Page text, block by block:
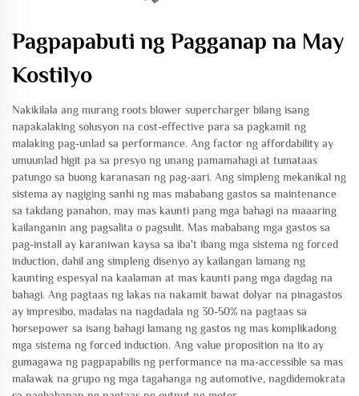
Pagpapabuti ng Pagganap na May
Kostilyo
Nakikilala ang murang roots blower supercharger bilang isang
napakalaking solusyon na cost-effective para sa pagkamit ng
malaking pag-unlad sa performance. Ang factor ng affordability ay
umuunlad higit pa sa presyo ng unang pamamahagi at tumataas
patungo sa buong karanasan ng pag-aari. Ang simpleng mekanikal ng
sistema ay nagiging sanhi ng mas mababang gastos sa maintenance
sa takdang panahon, may mas kaunti pang mga bahagi na maaaring
kailanganin ang pagsalita o pagsulit. Mas mababang mga gastos sa
pag-install ay karaniwan kaysa sa iba't ibang mga sistema ng forced
induction, dahil ang simpleng disenyo ay kailangan lamang ng
kaunting espesyal na kaalaman at mas kaunti pang mga dagdag na
bahagi. Ang pagtaas ng lakas na nakamit bawat dolyar na pinagastos
ay impresibo, madalas na nagdadala ng 30-50% na pagtaas sa
horsepower sa isang bahagi lamang ng gastos ng mas komplikadong
mga sistema ng forced induction. Ang value proposition na ito ay
gumagawa ng pagpapabilis ng performance na ma-accessible sa mas
malawak na grupo ng mga tagahanga ng automotive, nagdidemokrata